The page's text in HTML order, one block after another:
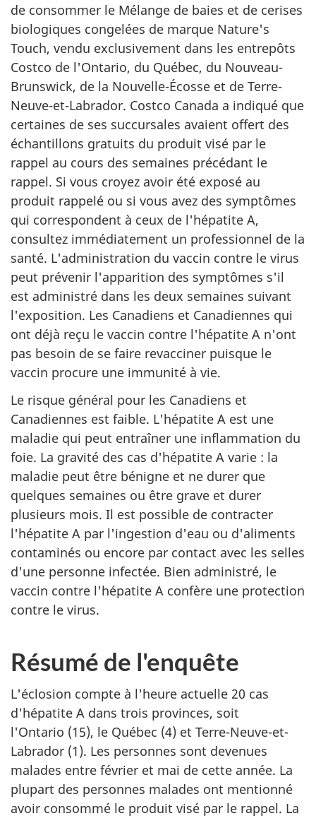
de consommer le Mélange de baies et de cerises
biologiques congelées de marque Nature's
Touch, vendu exclusivement dans les entrepôts
Costco de l'Ontario, du Québec, du Nouveau-
Brunswick, de la Nouvelle-Écosse et de Terre-
Neuve-et-Labrador. Costco Canada a indiqué que
certaines de ses succursales avaient offert des
échantillons gratuits du produit visé par le
rappel au cours des semaines précédant le
rappel. Si vous croyez avoir été exposé au
produit rappelé ou si vous avez des symptômes
qui correspondent à ceux de l'hépatite A,
consultez immédiatement un professionnel de la
santé. L'administration du vaccin contre le virus
peut prévenir l'apparition des symptômes s'il
est administré dans les deux semaines suivant
l'exposition. Les Canadiens et Canadiennes qui
ont déjà reçu le vaccin contre l'hépatite A n'ont
pas besoin de se faire revacciner puisque le
vaccin procure une immunité à vie.
Le risque général pour les Canadiens et
Canadiennes est faible. L'hépatite A est une
maladie qui peut entraîner une inflammation du
foie. La gravité des cas d'hépatite A varie : la
maladie peut être bénigne et ne durer que
quelques semaines ou être grave et durer
plusieurs mois. Il est possible de contracter
l'hépatite A par l'ingestion d'eau ou d'aliments
contaminés ou encore par contact avec les selles
d'une personne infectée. Bien administré, le
vaccin contre l'hépatite A confère une protection
contre le virus.
Résumé de l'enquête
L'éclosion compte à l'heure actuelle 20 cas
d'hépatite A dans trois provinces, soit
l'Ontario (15), le Québec (4) et Terre-Neuve-et-
Labrador (1). Les personnes sont devenues
malades entre février et mai de cette année. La
plupart des personnes malades ont mentionné
avoir consommé le produit visé par le rappel. La